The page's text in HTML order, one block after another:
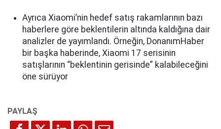
Ayrıca Xiaomi’nin hedef satış rakamlarının bazı
haberlere göre beklentilerin altında kaldığına dair
analizler de yayımlandı. Örneğin, DonanımHaber
bir başka haberinde, Xiaomi 17 serisinin
satışlarının “beklentinin gerisinde” kalabileceğini
öne sürüyor